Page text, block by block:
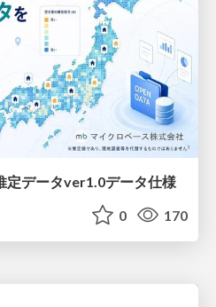
定データver1.0データ仕様
0 170